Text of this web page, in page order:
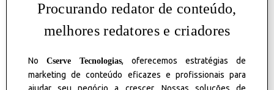
Procurando redator de conteúdo,
melhores redatores e criadores
No Cserve Tecnologias, oferecemos estratégias de
marketing de conteúdo eficazes e profissionais para